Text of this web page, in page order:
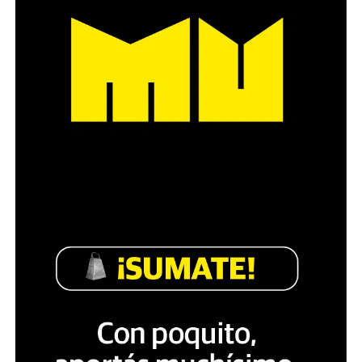
El juez Martín Cormik efectivamente planteó que “el
Tribunal no desconoce ni es impasible a los desgraciados
que no aparecen adecuados a los principios
las normas supranacionales que constituyen la ley